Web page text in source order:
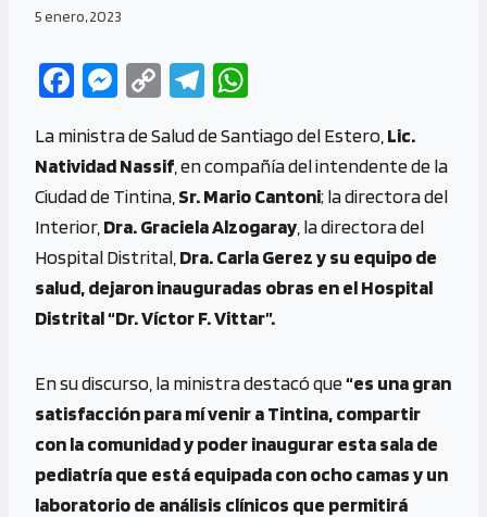
5 enero, 2023
Fa
b
o
o
k
M
se
n
g
er
C
py
Li
n
k
Te
gr
a
m
at
s
A
p
p
La ministra de Salud de Santiago del Estero, Lic.
Natividad Nassif , en compañía del intendente de la
Ciudad de Tintina, Sr. Mario Cantoni; la directora del
Interior, Dra. Graciela Alzogaray , la directora del
Hospital Distrital, Dra. Carla Gerez y su equipo de
salud, dejaron inauguradas obras en el Hospital
Distrital “Dr. Víctor F. Vittar”.
En su discurso, la ministra destacó que“es una gran
satisfacción para mí venir a Tintina, compartir
con la comunidad y poder inaugurar esta sala de
pediatría que está equipada con ocho camas y un
laboratorio de análisis clínicos que permitirá